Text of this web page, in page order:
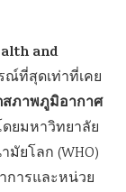
and
ณ์ที่สุดเท่าที่เคย
ภาพภูมิอากาศ
ยมหาวิทยาลัย
มัยโลก (WHO)
การและหน่วย